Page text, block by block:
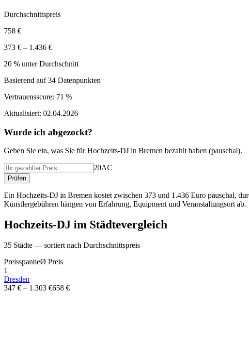
Durchschnittspreis
758 €
373 € – 1.436 €
20 % unter Durchschnitt
Basierend auf34 Datenpunkten
Vertrauensscore: 71 %
Aktualisiert: 02.04.2026
Wurde ich abgezockt?
Geben Sie ein, was Sie fürHochzeits-DJ in Bremen bezahlt haben (pauschal).
20AC
Prüfen
Ein Hochzeits-DJ in Bremen kostet zwischen 373 und 1.436 Euro pauschal,
Künstlergebühren hängen von Erfahrung, Equipment und Veranstaltungsort ab.
Hochzeits-DJ im Städtevergleich
35 Städte — sortiert nach Durchschnittspreis
PreisspanneØ Preis
1
Dresden
347 € – 1.303 €658 €